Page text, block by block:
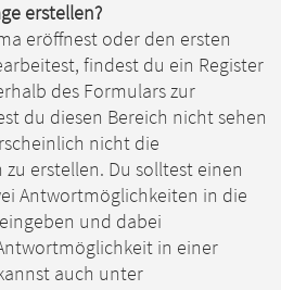
erstellen?
eröffnest oder den ersten
findest du ein Register
des Formulars zur
du diesen Bereich nicht sehen
nicht die
erstellen. Du solltest einen
Antwortmöglichkeiten in die
und dabei
in einer
auch unter